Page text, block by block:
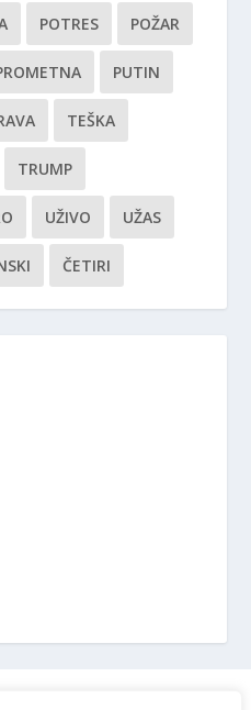
POTRES POŽAR
PUTIN
TEŠKA
TRUMP
UŽIVO UŽAS
ČETIRI